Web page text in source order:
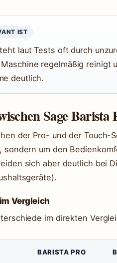
IST
laut Tests oft durch
regelmäßig reinigt
deutlich.
Sage
der Pro- und der
sondern um den
sich aber deutlich bei
Vergleich
im direkten
BARISTA PRO